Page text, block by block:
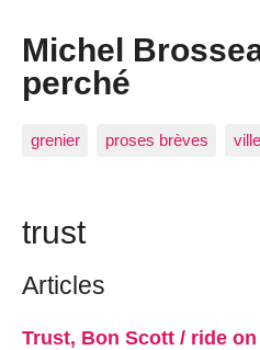
Michel
perché
grenier proses brèves
trust
Articles
Trust, Bon Scott / ride on